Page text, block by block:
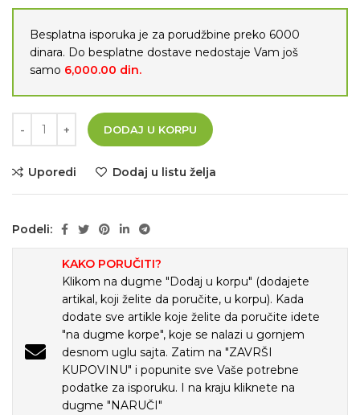
Besplatna isporuka je za porudžbine preko 6000
dinara. Do besplatne dostave nedostaje Vam još
samo 6,000.00 din.
DODAJ U KORPU
Uporedi Dodaj u listu želja
Podeli:
KAKO PORUČITI?
Klikom na dugme "Dodaj u korpu" (dodajete
artikal, koji želite da poručite, u korpu). Kada
dodate sve artikle koje želite da poručite idete
"na dugme korpe", koje se nalazi u gornjem
desnom uglu sajta. Zatim na "ZAVRŠI
KUPOVINU" i popunite sve Vaše potrebne
podatke za isporuku. I na kraju kliknete na
dugme "NARUČI"